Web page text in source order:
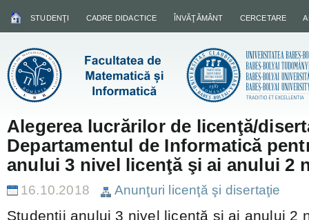
STUDENŢI CADRE DIDACTICE ÎNVĂŢĂMÂNT CERCETARE
Alegerea lucrărilor de licenţă/
Departamentul de Informatică
anului 3 nivel licenţă şi ai anului 2
16.10.2018 Anunţuri licenţă şi disertaţie
Studenţii anului 3 nivel licenţă şi ai anului 2